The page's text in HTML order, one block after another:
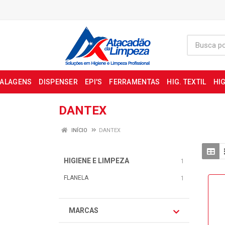
DISPENSER EPI'S FERRAMENTAS HIG. TEXTIL
DANTEX
INÍCIO DANTEX
HIGIENE E LIMPEZA 1
FLANELA 1
MARCAS